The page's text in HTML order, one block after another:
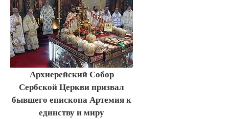
Архиерейский Собор
Сербской Церкви призвал
бывшего епископа Артемия к
единству и миру